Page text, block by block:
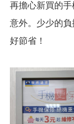
再擔心新買的
意外。少少的
好節省！